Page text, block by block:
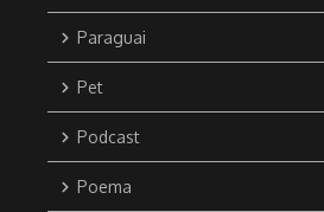
Paraguai
Pet
Podcast
Poema